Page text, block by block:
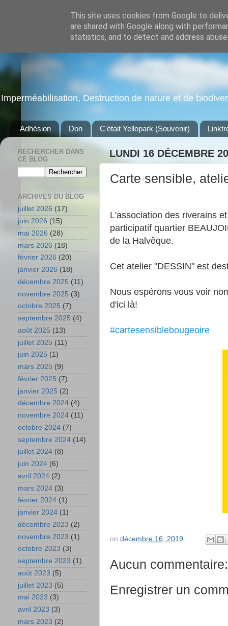
Imperméabilisation, Destruction de nature et de
Adhésion Don C'était Yellopark (Souvenir)
LUNDI 16 DÉCEMBRE
Carte sensible,
L'association des riverains
participatif quartier
de la Halvêque.
Cet atelier "DESSIN" est
Nous espérons vous voir
d'ici là!
#cartesensiblebougeoire
on décembre 16, 2019
Aucun commentaire:
Enregistrer un
RECHERCHER DANS
CE BLOG
ARCHIVES DU BLOG
juillet 2026 (17)
juin 2026 (15)
mai 2026 (28)
mars 2026 (18)
février 2026 (20)
janvier 2026 (18)
décembre 2025 (11)
novembre 2025 (3)
octobre 2025 (7)
septembre 2025 (4)
août 2025 (13)
juillet 2025 (11)
juin 2025 (1)
mars 2025 (9)
février 2025 (7)
janvier 2025 (2)
décembre 2024 (4)
novembre 2024 (11)
octobre 2024 (7)
septembre 2024 (14)
juillet 2024 (8)
juin 2024 (6)
avril 2024 (2)
mars 2024 (3)
février 2024 (1)
janvier 2024 (1)
décembre 2023 (2)
novembre 2023 (1)
octobre 2023 (3)
septembre 2023 (1)
août 2023 (5)
juillet 2023 (5)
mai 2023 (3)
avril 2023 (3)
mars 2023 (2)
This site uses cookies from Google to
are shared with Google along with
statistics, and to detect and address